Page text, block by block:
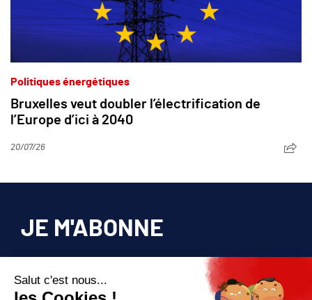
Politiques énergétiques
Bruxelles veut doubler l’électrification de
l’Europe d’ici à 2040
20/07/26
JE M'ABONNE
Pour bénéficier d’un accès privilégié à tous
les articles publiés sur site.